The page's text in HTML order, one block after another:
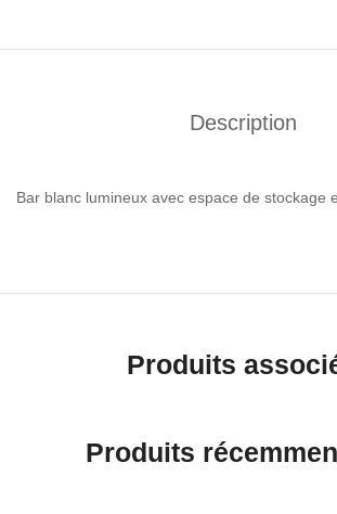
Description
Bar blanc lumineux avec espace de stockage
Produits
Produits